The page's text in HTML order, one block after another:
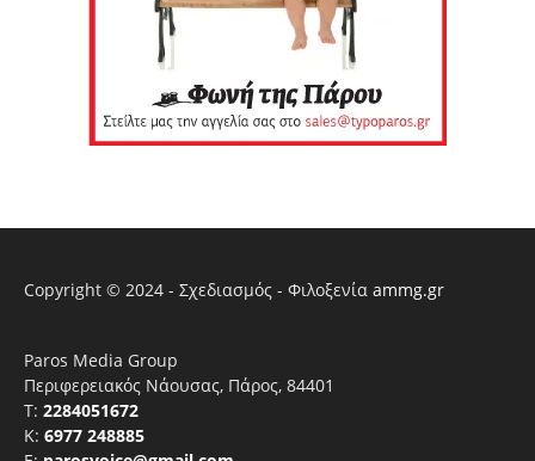
Copyright © 2024 - Σχεδιασμός - Φιλοξενία ammg.gr
Paros Media Group
Περιφερειακός Νάουσας, Πάρος, 84401
T: 2284051672
Κ: 6977 248885